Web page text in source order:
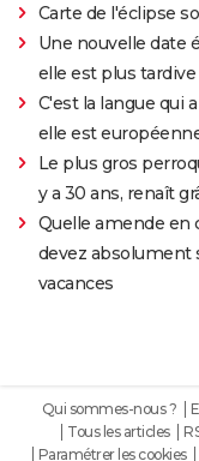
Carte de l'éclipse
Une nouvelle date
elle est plus
C'est la langue qui
elle est
Le plus gros
y a 30 ans, renaît
Quelle amende en
devez absolument
vacances
Qui sommes-nous ?
Tous les articles
Paramétrer les cookies